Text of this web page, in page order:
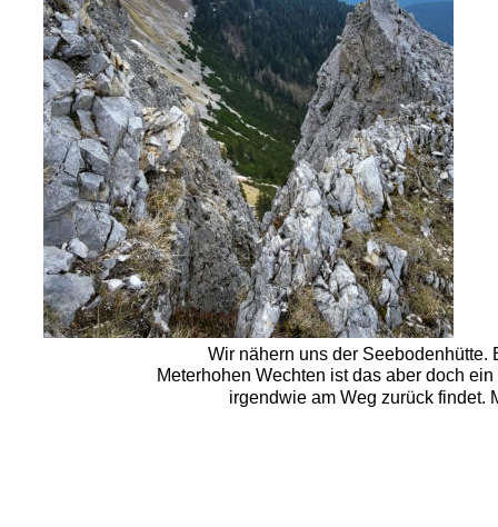
Wir nähern uns der Seebodenhütte.
Meterhohen Wechten ist das aber doch
irgendwie am Weg zurück findet.